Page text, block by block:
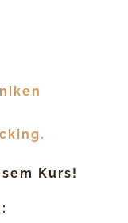
Kurs!